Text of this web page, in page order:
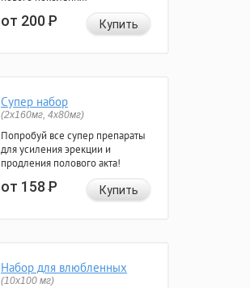
от 200Р Купить
Супер набор
(2х160мг, 4х80мг)
Попробуй все супер препараты
для усиления эрекции и
продления полового акта!
от 158Р Купить
Набор для влюбленных
(10х100 мг)